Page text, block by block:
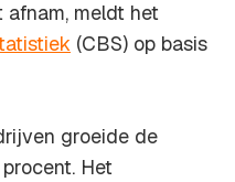
meldt het
(CBS) op basis
groeide de
Het